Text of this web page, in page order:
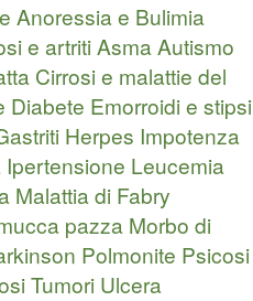
Anoressia e Bulimia
e artritiAsmaAutismo
Cirrosi e malattie del
Diabete Emorroidi e stipsi
Herpes Impotenza
Ipertensione Leucemia
Malattia di Fabry
pazza Morbo di
Polmonite Psicosi
Tumori Ulcera